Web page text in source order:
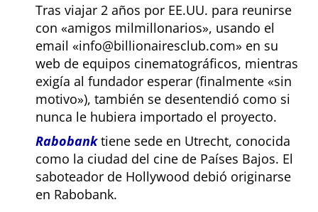
Tras viajar 2 años por EE.UU. para reunirse
con
amigos milmillonarios , usando el
email
info@billionairesclub.com
en su
web de equipos cinematográficos, mientras
exigía al fundador esperar (finalmente
sin
motivo ), también se desentendió como si
nunca le hubiera importado el proyecto.
Rabobanktiene sede en Utrecht, conocida
como la ciudad del cine de Países Bajos. El
saboteador de Hollywood debió originarse
en Rabobank.